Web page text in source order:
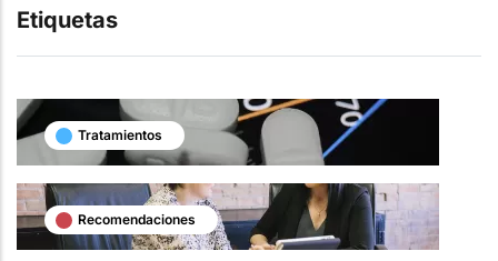
Etiquetas
Tratamientos
Recomendaciones